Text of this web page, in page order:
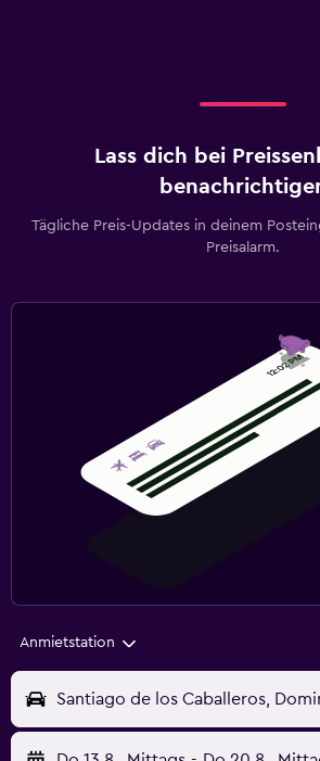
Lass dich bei
Tägliche Preis-Updates in deinem
Preisalarm.
Anmietstation